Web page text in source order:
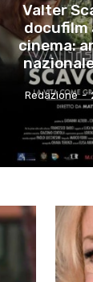
Valter
docufilm
cinema:
Redazione -